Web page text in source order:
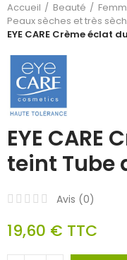
Accueil Beauté
Peaux sèches et très
EYE CARE Crème éclat
EYE CARE
teint Tube
Avis (0)
19,60 € TTC